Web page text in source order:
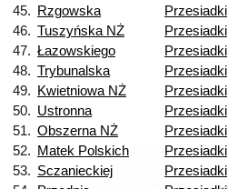
45. Rzgowska
Przesiadki
46. Tuszyńska NŻ
Przesiadki
47. Łazowskiego
Przesiadki
48. Trybunalska
Przesiadki
49. Kwietniowa NŻ
Przesiadki
50. Ustronna
Przesiadki
51. Obszerna NŻ
Przesiadki
52. Matek Polskich
Przesiadki
53. Sczanieckiej
Przesiadki